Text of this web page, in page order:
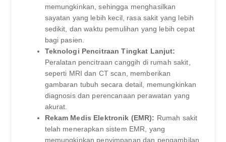
memungkinkan, sehingga menghasilkan
sayatan yang lebih kecil, rasa sakit yang lebih
sedikit, dan waktu pemulihan yang lebih cepat
bagi pasien.
Teknologi Pencitraan Tingkat Lanjut:
Peralatan pencitraan canggih di rumah sakit,
seperti MRI dan CT scan, memberikan
gambaran tubuh secara detail, memungkinkan
diagnosis dan perencanaan perawatan yang
akurat.
Rekam Medis Elektronik (EMR): Rumah sakit
telah menerapkan sistem EMR, yang
memungkinkan penyimpanan dan pengambilan